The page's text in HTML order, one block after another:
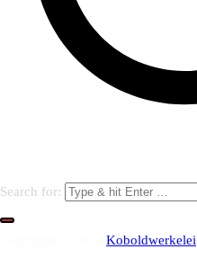
Search for:
Koboldwerkelei